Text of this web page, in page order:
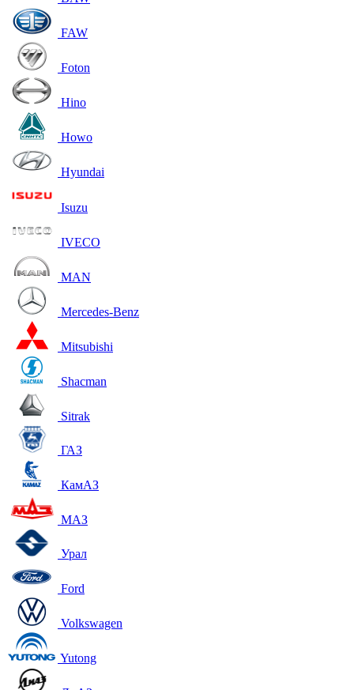
FAW
Foton
Hino
Howo
Hyundai
Isuzu
IVECO
MAN
Mercedes-Benz
Mitsubishi
Shacman
Sitrak
ГАЗ
КамАЗ
МАЗ
Урал
Ford
Volkswagen
Yutong